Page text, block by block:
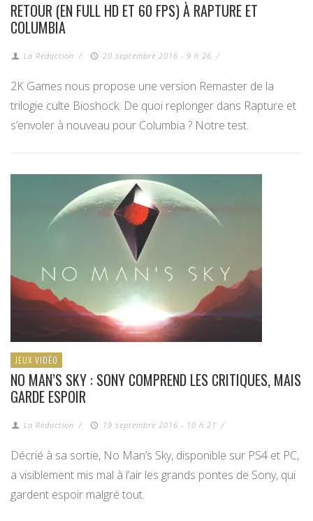
RETOUR (EN FULL HD ET 60 FPS) À RAPTURE ET
COLUMBIA
La Redaction / 20 septembre 2016 - 9 h 26 /
2K Games nous propose une version Remaster de la
trilogie culte Bioshock. De quoi replonger dans Rapture et
s’envoler à nouveau pour Columbia ? Notre test.
JEUX VIDÉO
NO MAN’S SKY : SONY COMPREND LES CRITIQUES, MAIS
GARDE ESPOIR
La Redaction / 19 septembre 2016 - 10 h 21 /
Décrié à sa sortie, No Man’s Sky, disponible sur PS4 et PC,
a visiblement mis mal à l’air les grands pontes de Sony, qui
gardent espoir malgré tout.